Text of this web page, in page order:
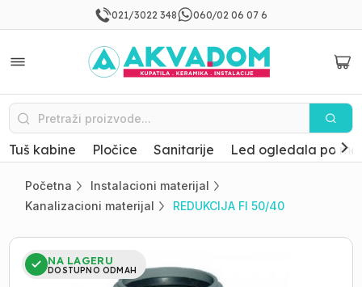
021/3022 348 060/02 06 07 6
Tuš kabine Pločice Sanitarije Led ogledala po
Početna
Instalacioni materijal
Kanalizacioni materijal
REDUKCIJA FI 50/40
NA LAGERU
DOSTUPNO ODMAH